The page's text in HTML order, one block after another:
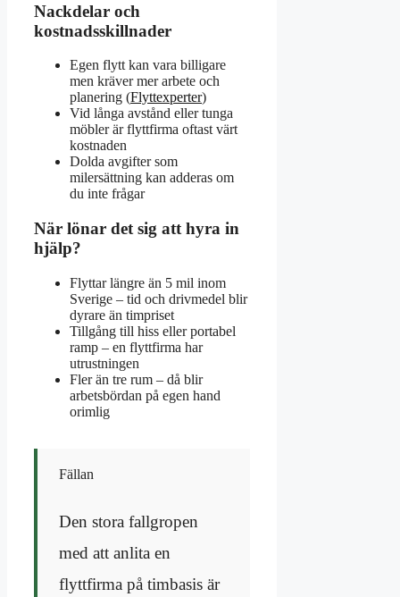
Nackdelar och
kostnadsskillnader
Egen flytt kan vara billigare
men kräver mer arbete och
planering (Flyttexperter)
Vid långa avstånd eller tunga
möbler är flyttfirma oftast värt
kostnaden
Dolda avgifter som
milersättning kan adderas om
du inte frågar
När lönar det sig att hyra in
hjälp?
Flyttar längre än 5 mil inom
Sverige – tid och drivmedel blir
dyrare än timpriset
Tillgång till hiss eller portabel
ramp – en flyttfirma har
utrustningen
Fler än tre rum – då blir
arbetsbördan på egen hand
orimlig
Fällan
Den stora fallgropen
med att anlita en
flyttfirma på timbasis är